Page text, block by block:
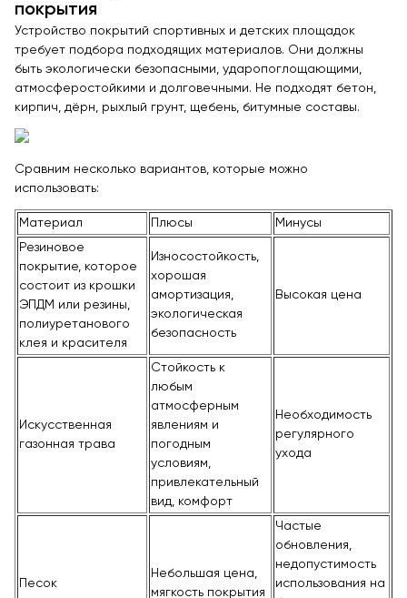
покрытия
Устройство покрытий спортивных и детских площадок
требует подбора подходящих материалов. Они должны
быть экологически безопасными, ударопоглощающими,
атмосферостойкими и долговечными. Не подходят бетон,
кирпич, дёрн, рыхлый грунт, щебень, битумные составы.
Сравним несколько вариантов, которые можно
использовать:
Материал Плюсы
Минусы
Резиновое
покрытие, которое
состоит из крошки
ЭПДМ или резины,
полиуретанового
клея и красителя
Износостойкость,
хорошая
амортизация,
экологическая
безопасность
Высокая цена
Искусственная
газонная трава
Стойкость к
любым
атмосферным
явлениям и
погодным
условиям,
привлекательный
вид, комфорт
Необходимость
регулярного
ухода
Песок
Небольшая цена,
мягкость покрытия
Частые
обновления,
недопустимость
использования на